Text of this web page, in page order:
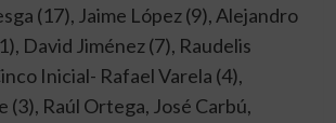
(17), Jaime López (9), Alejandro
David Jiménez (7), Raudelis
Inicial- Rafael Varela (4),
(3), Raúl Ortega, José Carbú,